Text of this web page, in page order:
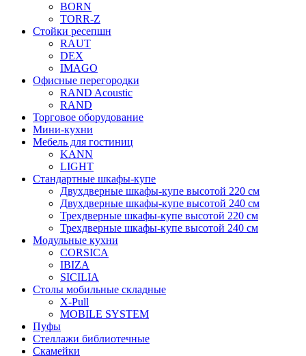
BORN
TORR-Z
Стойки ресепшн
RAUT
DEX
IMAGO
Офисные перегородки
RAND Acoustic
RAND
Торговое оборудование
Мини-кухни
Мебель для гостиниц
KANN
LIGHT
Стандартные шкафы-купе
Двухдверные шкафы-купе высотой 220 см
Двухдверные шкафы-купе высотой 240 см
Трехдверные шкафы-купе высотой 220 см
Трехдверные шкафы-купе высотой 240 см
Модульные кухни
CORSICA
IBIZA
SICILIA
Столы мобильные складные
X-Pull
MOBILE SYSTEM
Пуфы
Стеллажи библиотечные
Скамейки